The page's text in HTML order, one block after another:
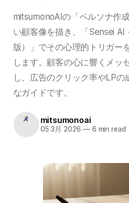
mitsumonoAIの「ペルソナ作
い顧客像を描き、「Sensei
版）」でその心理的トリガー
します。顧客の心に響くメッ
し、広告のクリック率やLPの
なガイドです。
mitsumonoai
05 3月 2026 —6 min read